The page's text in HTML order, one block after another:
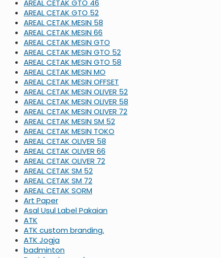
AREAL CETAK GTO 46
AREAL CETAK GTO 52
AREAL CETAK MESIN 58
AREAL CETAK MESIN 66
AREAL CETAK MESIN GTO
AREAL CETAK MESIN GTO 52
AREAL CETAK MESIN GTO 58
AREAL CETAK MESIN MO
AREAL CETAK MESIN OFFSET
AREAL CETAK MESIN OLIVER 52
AREAL CETAK MESIN OLIVER 58
AREAL CETAK MESIN OLIVER 72
AREAL CETAK MESIN SM 52
AREAL CETAK MESIN TOKO
AREAL CETAK OLIVER 58
AREAL CETAK OLIVER 66
AREAL CETAK OLIVER 72
AREAL CETAK SM 52
AREAL CETAK SM 72
AREAL CETAK SORM
Art Paper
Asal Usul Label Pakaian
ATK
ATK custom branding.
ATK Jogja
badminton